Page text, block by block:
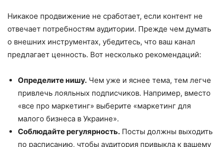
Никакое продвижение не сработает, если контент не
отвечает потребностям аудитории. Прежде чем думать
о внешних инструментах, убедитесь, что ваш канал
предлагает ценность. Вот несколько рекомендаций:
Определите нишу. Чем уже и яснее тема, тем легче
привлечь лояльных подписчиков. Например, вместо
«все про маркетинг» выберите «маркетинг для
малого бизнеса в Украине».
Соблюдайте регулярность. Посты должны выходить
по расписанию, чтобы аудитория привыкла к вашему